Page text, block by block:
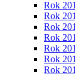
Rok
Rok
Rok
Rok
Rok
Rok
Rok